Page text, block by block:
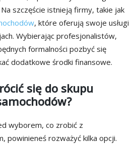
szczęście istnieją firmy, takie jak
, które oferują swoje usługi
Wybierając profesjonalistów,
formalności pozbyć się
dodatkowe środki finansowe.
się do skupu
wyborem, co zrobić z
powinieneś rozważyć kilka opcji.